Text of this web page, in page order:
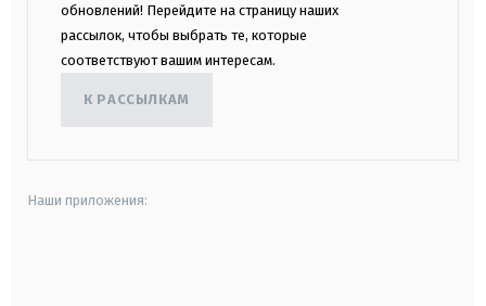
обновлений! Перейдите на страницу наших
рассылок, чтобы выбрать те, которые
соответствуют вашим интересам.
К РАССЫЛКАМ
Наши приложения: